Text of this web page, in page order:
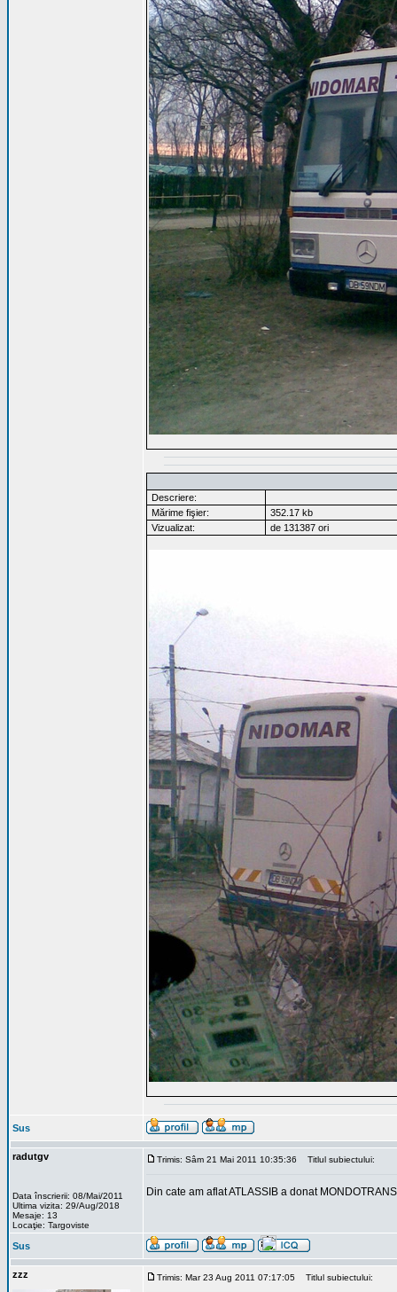
Descriere:
Mărime fişier:
352.17 kb
Vizualizat:
de 131387 ori
Sus
radutgv
Data înscrierii: 08/Mai/2011
Ultima vizita: 29/Aug/2018
Mesaje: 13
Locaţie: Targoviste
Trimis: Sâm 21 Mai 2011 10:35:36 Titlul subiectului:
Din cate am aflat ATLASSIB a donat
Sus
zzz Trimis: Mar 23 Aug 2011 07:17:05 Titlul subiectului: